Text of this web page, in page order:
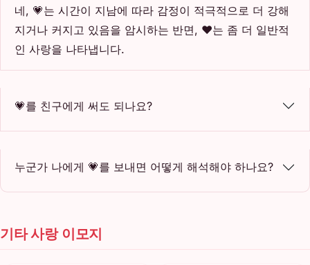
네, 💗는 시간이 지남에 따라 감정이 적극적으로 더 강해
지거나 커지고 있음을 암시하는 반면, ❤️는 좀 더 일반적
인 사랑을 나타냅니다.
💗를 친구에게 써도 되나요?
누군가 나에게 💗를 보내면 어떻게 해석해야 하나요?
기타 사랑 이모지